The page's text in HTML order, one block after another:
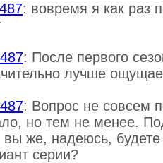
: вовремя я как раз
: После первого
лучше
: Вопрос не совсем
но тем не менее.
вы же, надеюсь,
серии?